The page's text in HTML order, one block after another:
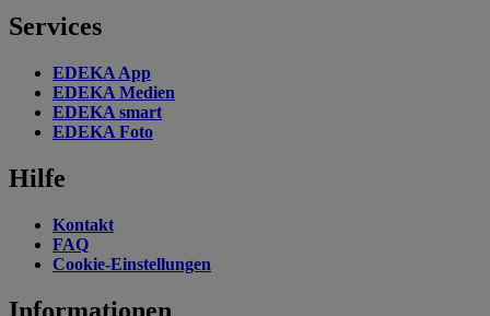
Services
EDEKA App
EDEKA Medien
EDEKA smart
EDEKA Foto
Hilfe
Kontakt
FAQ
Cookie-Einstellungen